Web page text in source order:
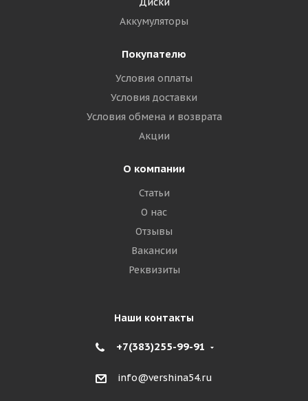
Аккумуляторы
Покупателю
Условия оплаты
Условия доставки
Условия обмена и возврата
Акции
О компании
Статьи
О нас
Отзывы
Вакансии
Реквизиты
Наши контакты
+7(383)255-99-91
info@vershina54.ru